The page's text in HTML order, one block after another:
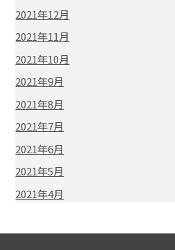
2021年12月
2021年11月
2021年10月
2021年9月
2021年8月
2021年7月
2021年6月
2021年5月
2021年4月